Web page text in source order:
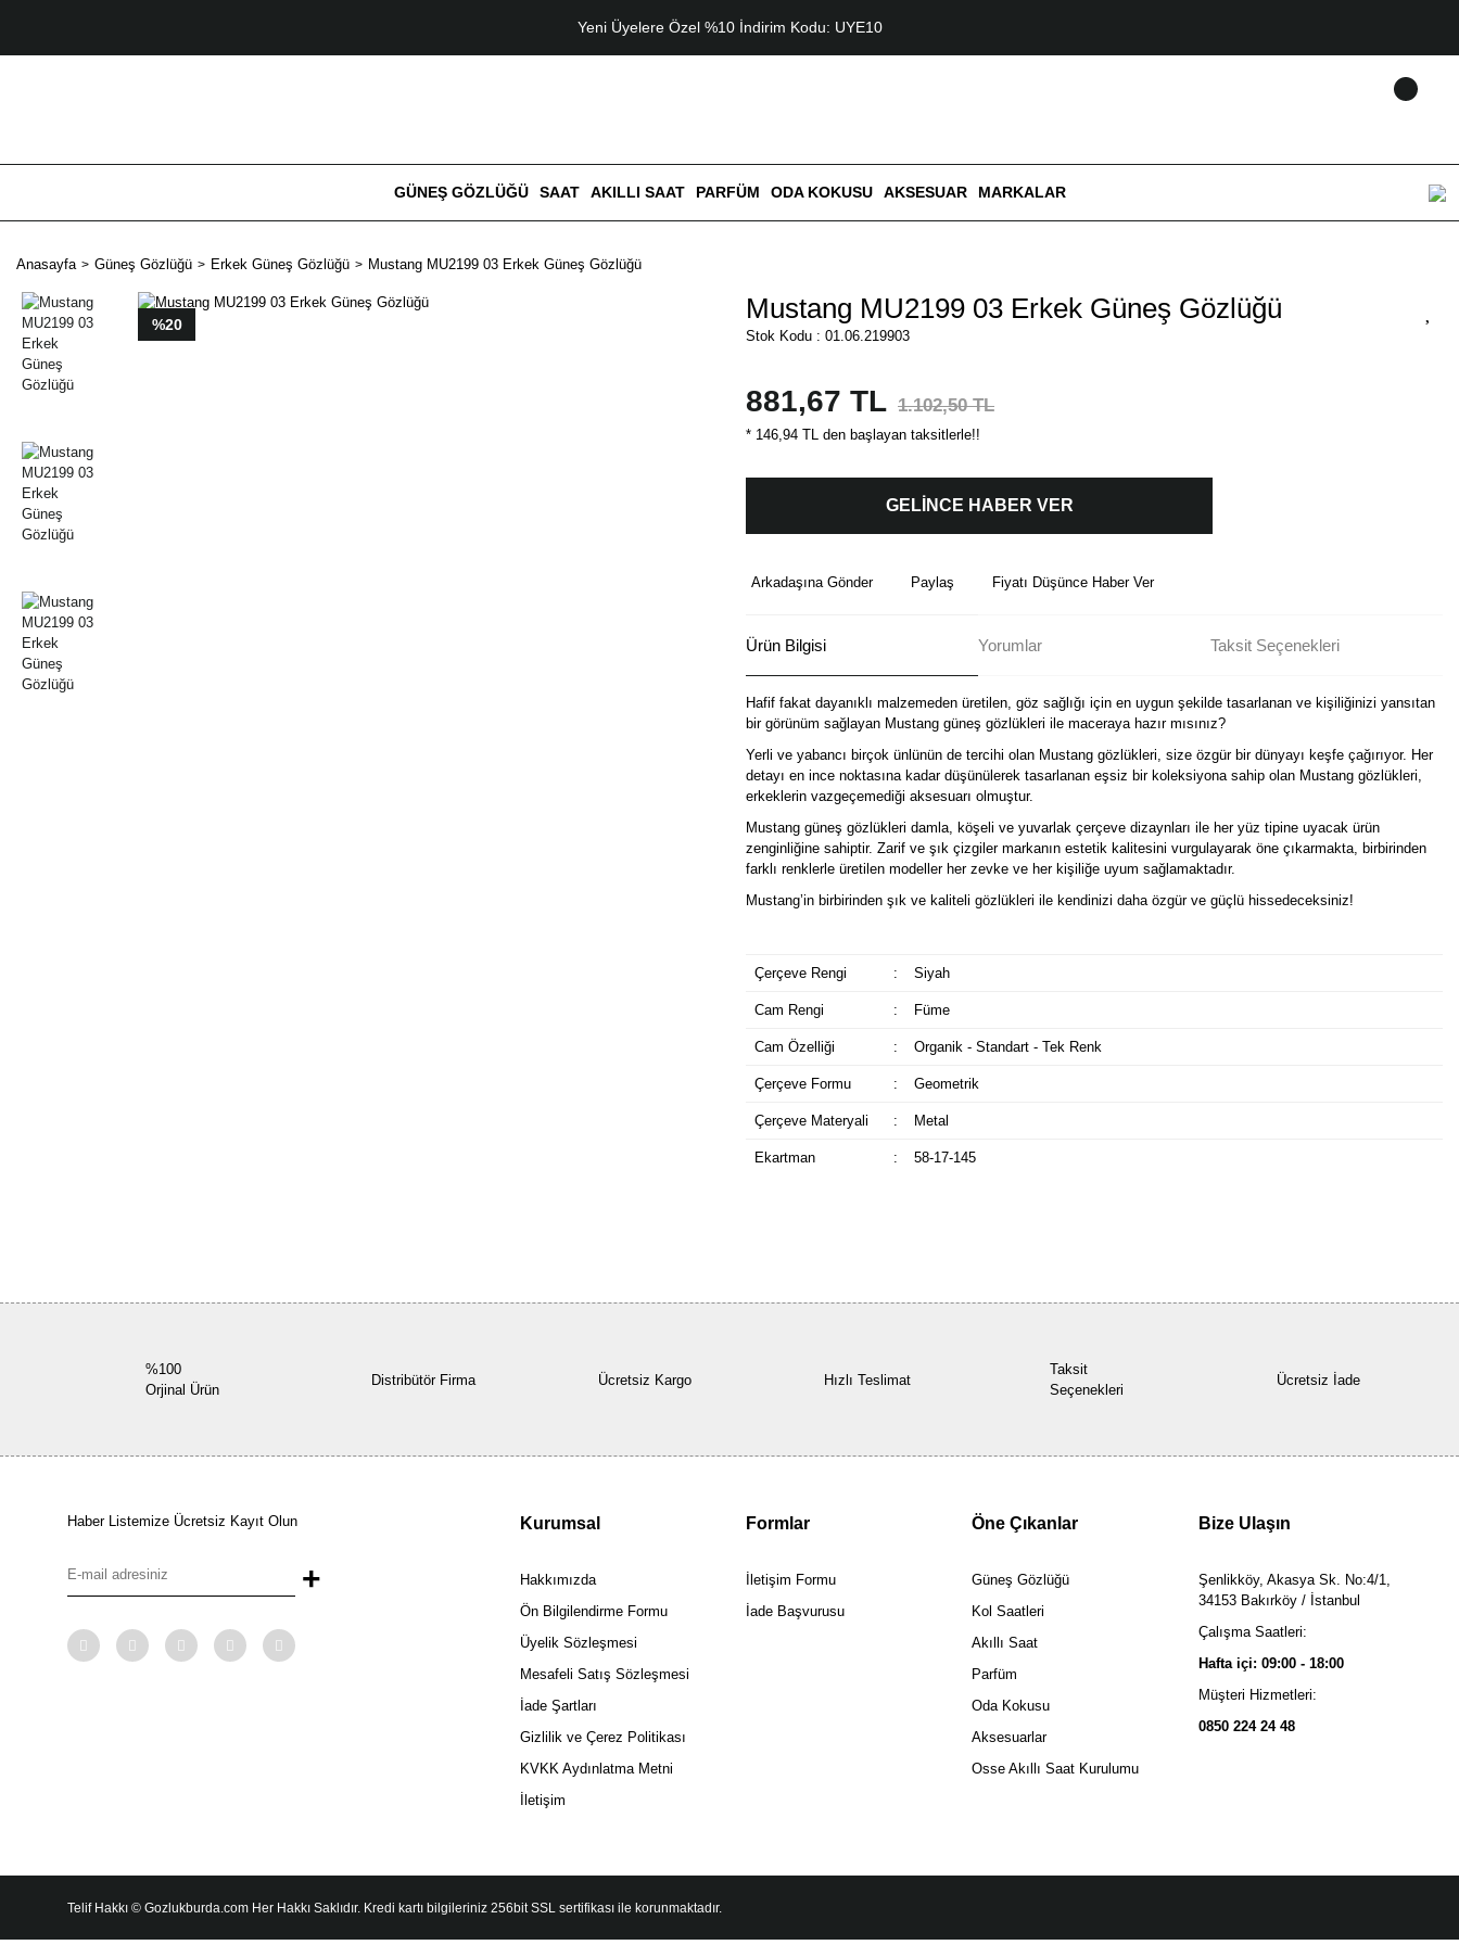
Yeni Üyelere Özel %10 İndirim Kodu: UYE10
GÜNEŞ GÖZLÜĞÜ SAAT AKILLI SAAT PARFÜM ODA KOKUSU AKSESUAR MARKALAR
Anasayfa Güneş Gözlüğü Erkek Güneş Gözlüğü Mustang MU2199 03 Erkek Güneş Gözlüğü
%20 Mustang MU2199 03 Erkek Güneş Gözlüğü
Stok Kodu : 01.06.219903
881,67 TL 1.102,50 TL
* 146,94 TL den başlayan taksitlerle!!
GELİNCE HABER VER
Arkadaşına Gönder Paylaş Fiyatı Düşünce Haber Ver
Ürün Bilgisi Yorumlar Taksit Seçenekleri
Hafif fakat dayanıklı malzemeden üretilen, göz sağlığı için en uygun şekilde tasarlanan ve kişiliğinizi yansıtan
bir görünüm sağlayan Mustang güneş gözlükleri ile maceraya hazır mısınız?
Yerli ve yabancı birçok ünlünün de tercihi olan Mustang gözlükleri, size özgür bir dünyayı keşfe çağırıyor. Her
detayı en ince noktasına kadar düşünülerek tasarlanan eşsiz bir koleksiyona sahip olan Mustang gözlükleri,
erkeklerin vazgeçemediği aksesuarı olmuştur.
Mustang güneş gözlükleri damla, köşeli ve yuvarlak çerçeve dizaynları ile her yüz tipine uyacak ürün
zenginliğine sahiptir. Zarif ve şık çizgiler markanın estetik kalitesini vurgulayarak öne çıkarmakta, birbirinden
farklı renklerle üretilen modeller her zevke ve her kişiliğe uyum sağlamaktadır.
Mustang’in birbirinden şık ve kaliteli gözlükleri ile kendinizi daha özgür ve güçlü hissedeceksiniz!
Çerçeve Rengi : Siyah
Cam Rengi : Füme
Cam Özelliği : Organik - Standart - Tek Renk
Çerçeve Formu : Geometrik
Çerçeve Materyali : Metal
Ekartman : 58-17-145
%100
Orjinal Ürün
Distribütör Firma Ücretsiz Kargo Hızlı Teslimat
Taksit
Seçenekleri
Ücretsiz İade
Haber Listemize Ücretsiz Kayıt Olun
+
Kurumsal
Hakkımızda
Ön Bilgilendirme Formu
Üyelik Sözleşmesi
Mesafeli Satış Sözleşmesi
İade Şartları
Gizlilik ve Çerez Politikası
KVKK Aydınlatma Metni
İletişim
Formlar
İletişim Formu
İade Başvurusu
Öne Çıkanlar
Güneş Gözlüğü
Kol Saatleri
Akıllı Saat
Parfüm
Oda Kokusu
Aksesuarlar
Osse Akıllı Saat Kurulumu
Bize Ulaşın
Şenlikköy, Akasya Sk. No:4/1,
34153 Bakırköy / İstanbul
Çalışma Saatleri:
Hafta içi: 09:00 - 18:00
Müşteri Hizmetleri:
0850 224 24 48
Telif Hakkı © Gozlukburda.com Her Hakkı Saklıdır. Kredi kartı bilgileriniz 256bit SSL sertifikası ile korunmaktadır.